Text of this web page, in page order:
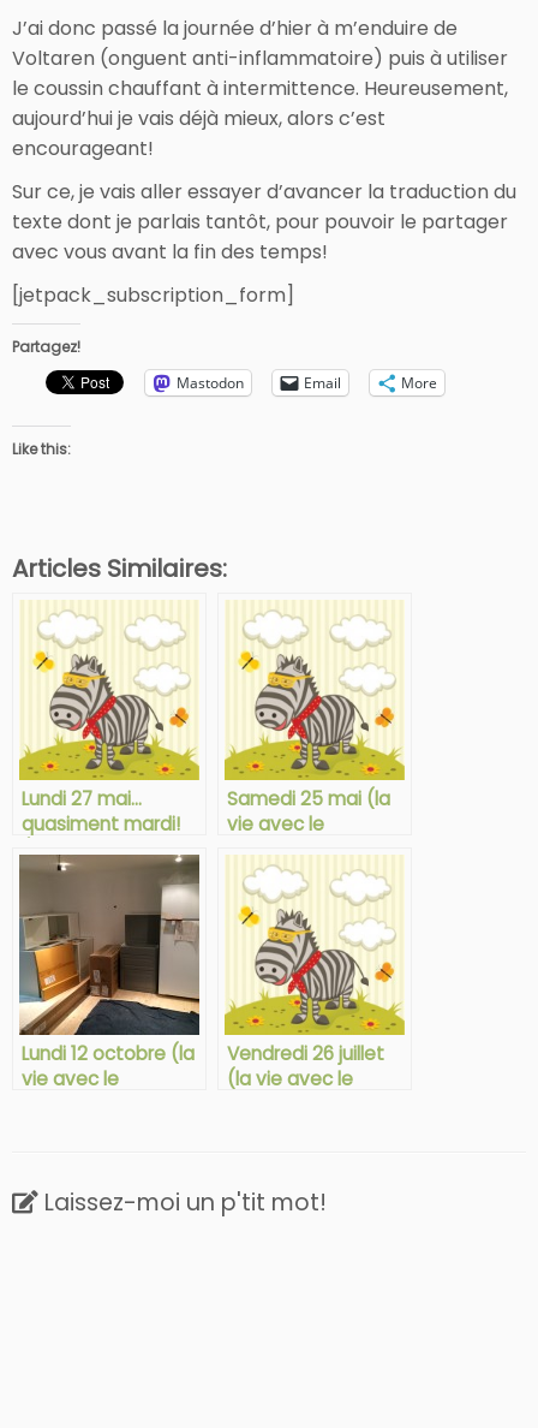
J’ai donc passé la journée d’hier à m’enduire de
Voltaren (onguent anti-inflammatoire) puis à utiliser
le coussin chauffant à intermittence. Heureusement,
aujourd’hui je vais déjà mieux, alors c’est
encourageant!
Sur ce, je vais aller essayer d’avancer la traduction du
texte dont je parlais tantôt, pour pouvoir le partager
avec vous avant la fin des temps!
[jetpack_subscription_form]
Partagez!
Mastodon
Email More
Like this:
Articles Similaires:
Lundi 27 mai…
quasiment mardi!
(la vie avec le
syndrome d’Ehlers-
Samedi 25 mai (la
vie avec le
syndrome d’Ehlers-
Danlos)
Lundi 12 octobre (la
vie avec le
Vendredi 26 juillet
(la vie avec le
Laissez-moi un p'tit mot!